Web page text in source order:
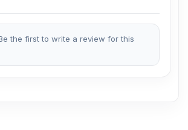
the first to write a review for this